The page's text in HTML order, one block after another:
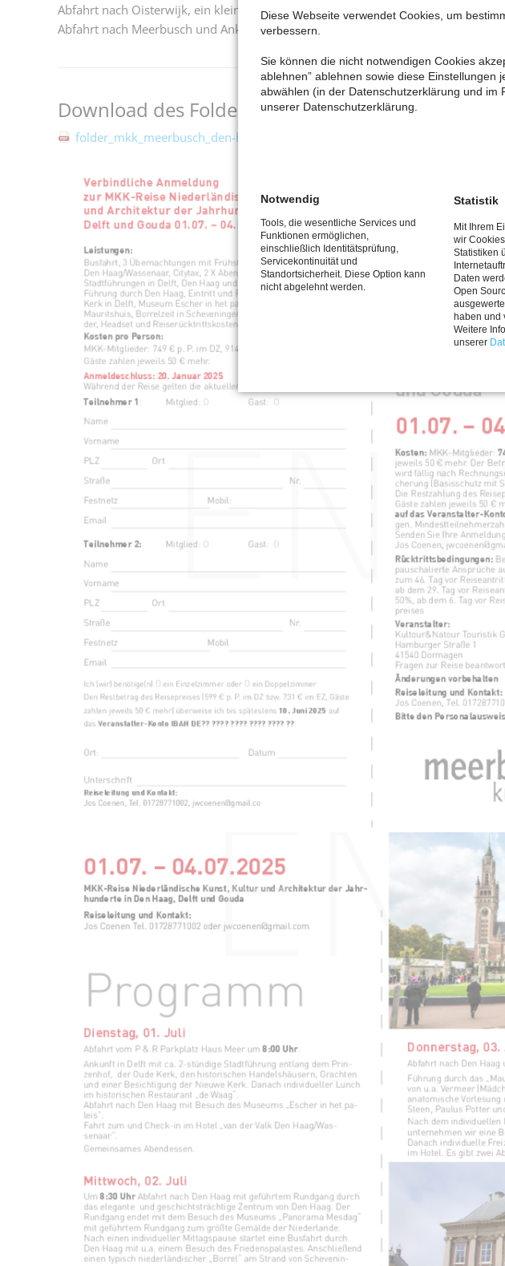
Abfahrt nach Oisterwijk, ein kleine Perle in Noord-Brabant mit Zwischenstop.
Abfahrt nach Meerbusch und Ankunft am P&R Haus Meer ca. 18:30 Uhr.
Download des Folders:
folder_mkk_meerbusch_den-haag_2025_vorab_02.pdf
Diese Webseite verwendet Cookies, um
verbessern.
Sie können die nicht notwendigen Cookies
ablehnen” ablehnen sowie diese
abwählen (in der Datenschutzerklärung und im
unserer Datenschutzerklärung.
Notwendig
Tools, die wesentliche Services und
Funktionen ermöglichen,
einschließlich Identitätsprüfung,
Servicekontinuität und
Standortsicherheit. Diese Option kann
nicht abgelehnt werden.
Statistik
Mit Ihrem
wir
Statistiken
Daten
Open
haben und
Weitere
unserer